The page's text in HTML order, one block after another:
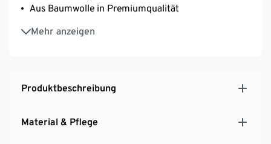
Aus Baumwolle in Premiumqualität
Mehr anzeigen
Mit Aufhänger an kurzer Seite
Produktbeschreibung
Material & Pflege